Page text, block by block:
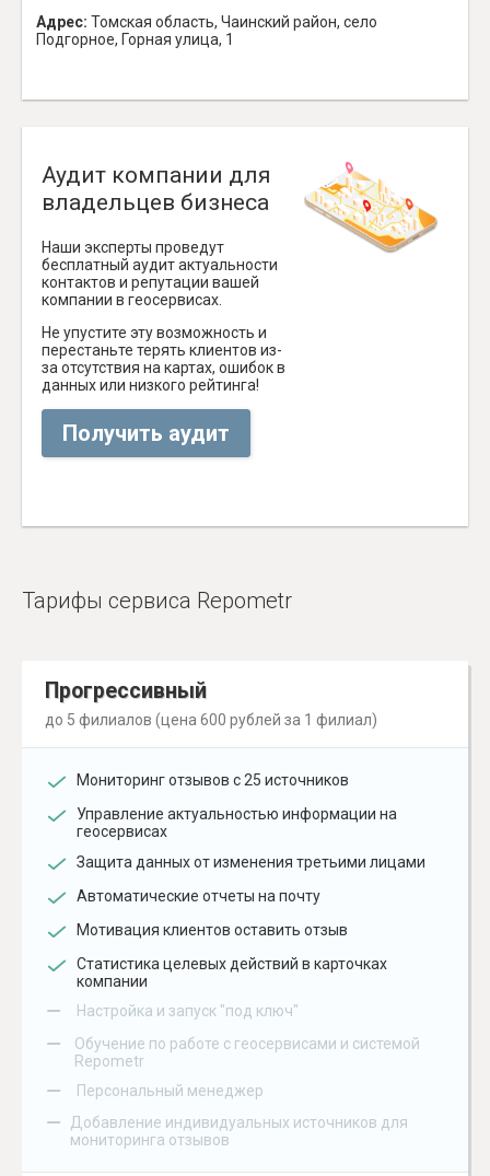
Адрес: Томская область, Чаинский район, село
Подгорное, Горная улица, 1
Аудит компании для
владельцев бизнеса
Наши эксперты проведут
бесплатный аудит актуальности
контактов и репутации вашей
компании в геосервисах.
Не упустите эту возможность и
перестаньте терять клиентов из-
за отсутствия на картах, ошибок в
данных или низкого рейтинга!
Получить аудит
Тарифы сервиса Repometr
Прогрессивный
до 5 филиалов (цена 600 рублей за 1 филиал)
Мониторинг отзывов с 25 источников
Управление актуальностью информации на
геосервисах
Защита данных от изменения третьими лицами
Автоматические отчеты на почту
Мотивация клиентов оставить отзыв
Статистика целевых действий в карточках
компании
– Настройка и запуск "под ключ"
–
Обучение по работе с геосервисами и системой
Repometr
– Персональный менеджер
–
Добавление индивидуальных источников для
мониторинга отзывов